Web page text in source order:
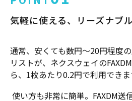
気軽に使える、リーズナブ
通常、安くても数円～20円程度
リストが、ネクスウェイの
ら、1枚あたり0.2円で利用できま
使い方も非常に簡単。FAXDM送